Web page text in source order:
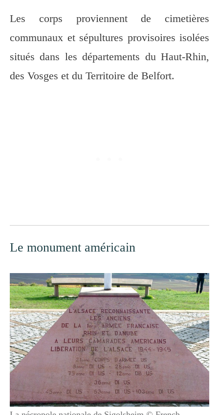
Les corps proviennent de cimetières
communaux et sépultures provisoires isolées
situés dans les départements du Haut-Rhin,
des Vosges et du Territoire de Belfort.
Le monument américain